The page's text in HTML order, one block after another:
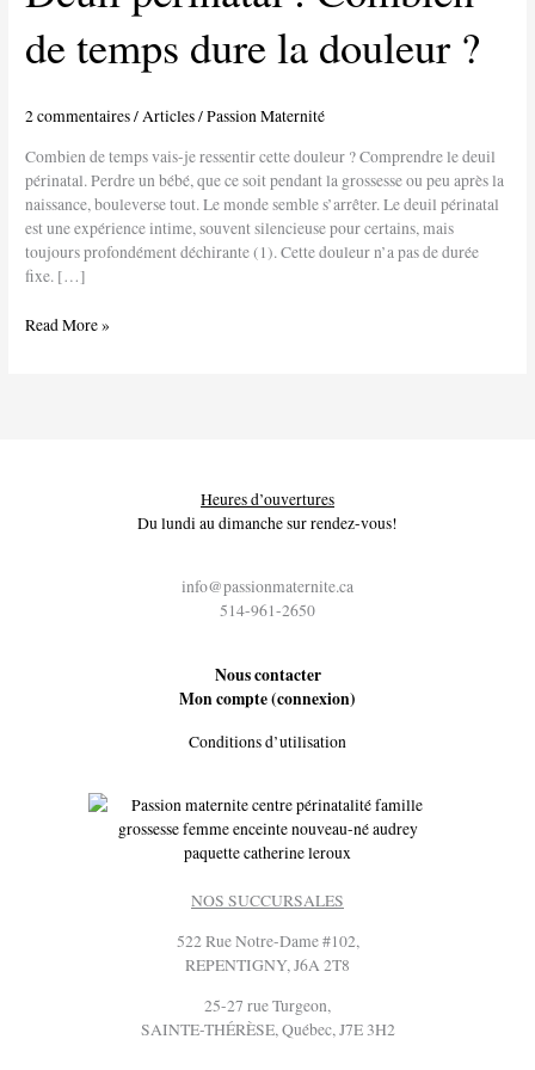
de temps dure la douleur ?
2 commentaires/Articles/Passion Maternité
Combien de temps vais-je ressentir cette douleur ? Comprendre le deuil
périnatal. Perdre un bébé, que ce soit pendant la grossesse ou peu après la
naissance, bouleverse tout. Le monde semble s’arrêter. Le deuil périnatal
est une expérience intime, souvent silencieuse pour certains, mais
toujours profondément déchirante (1). Cette douleur n’a pas de durée
fixe. […]
dure
la
?
Read More »
Heures d’ouvertures
Du lundi au dimanche sur rendez-vous!
info@passionmaternite.ca
514-961-2650
Nous contacter
Mon compte (connexion)
Conditions d’utilisation
NOS SUCCURSALES
522 Rue Notre-Dame #102,
REPENTIGNY, J6A 2T8
25-27 rue Turgeon,
SAINTE-THÉRÈSE, Québec, J7E 3H2